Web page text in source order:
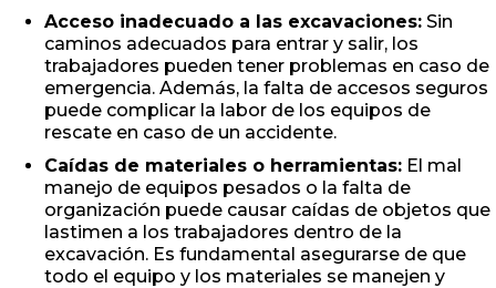
Acceso inadecuado a las excavaciones: Sin
caminos adecuados para entrar y salir, los
trabajadores pueden tener problemas en caso de
emergencia. Además, la falta de accesos seguros
puede complicar la labor de los equipos de
rescate en caso de un accidente.
Caídas de materiales o herramientas: El mal
manejo de equipos pesados o la falta de
organización puede causar caídas de objetos que
lastimen a los trabajadores dentro de la
excavación. Es fundamental asegurarse de que
todo el equipo y los materiales se manejen y